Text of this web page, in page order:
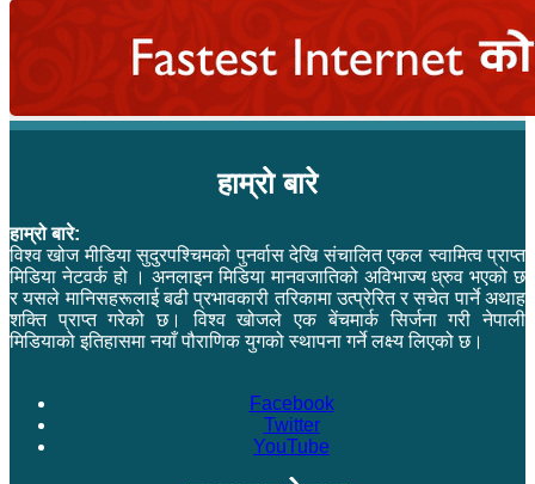
हाम्रो बारे
हाम्रो बारे:
विश्व खोज मीडिया सुदुरपश्चिमको पुनर्वास देखि संचालित एकल स्वामित्व प्राप्त
मिडिया नेटवर्क हो । अनलाइन मिडिया मानवजातिको अविभाज्य ध्रुव भएको छ
र यसले मानिसहरूलाई बढी प्रभावकारी तरिकामा उत्प्रेरित र सचेत पार्ने अथाह
शक्ति प्राप्त गरेको छ। विश्व खोजले एक बेंचमार्क सिर्जना गरी नेपाली
मिडियाको इतिहासमा नयाँ पौराणिक युगको स्थापना गर्ने लक्ष्य लिएको छ।
Facebook
Twitter
YouTube